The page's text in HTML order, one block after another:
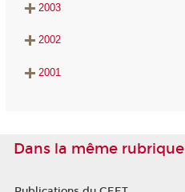
2003
2002
2001
Dans la même rubrique